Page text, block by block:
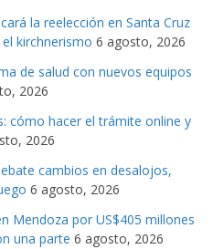
la reelección en Santa Cruz
kirchnerismo 6 agosto, 2026
de salud con nuevos equipos
2026
cómo hacer el trámite online y
2026
cambios en desalojos,
6 agosto, 2026
Mendoza por US$405 millones
una parte 6 agosto, 2026